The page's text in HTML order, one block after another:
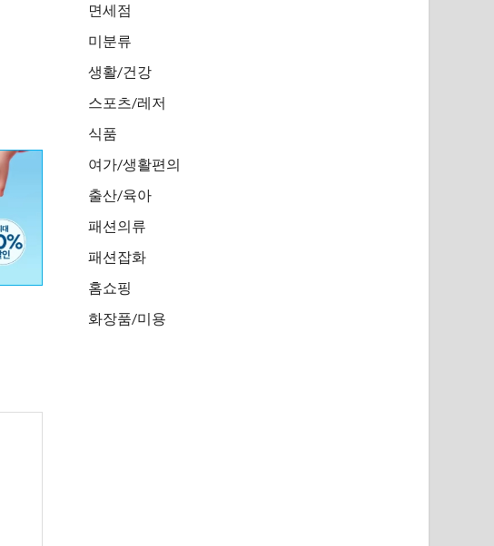
면세점
미분류
생활/건강
스포츠/레저
식품
여가/생활편의
출산/육아
패션의류
패션잡화
홈쇼핑
화장품/미용